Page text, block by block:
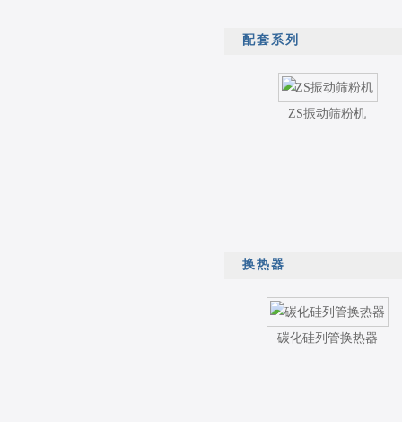
配套系列
ZS振动筛粉机
换热器
碳化硅列管换热器